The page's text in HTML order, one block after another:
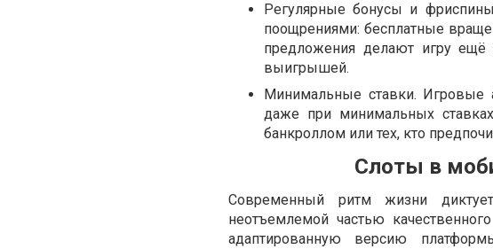
Регулярные бонусы и
поощрениями: бесплатные
предложения делают игру
выигрышей.
Минимальные ставки. Игровые
даже при минимальных
банкроллом или тех, кто
Слоты в
Современный ритм жизни
неотъемлемой частью
адаптированную версию